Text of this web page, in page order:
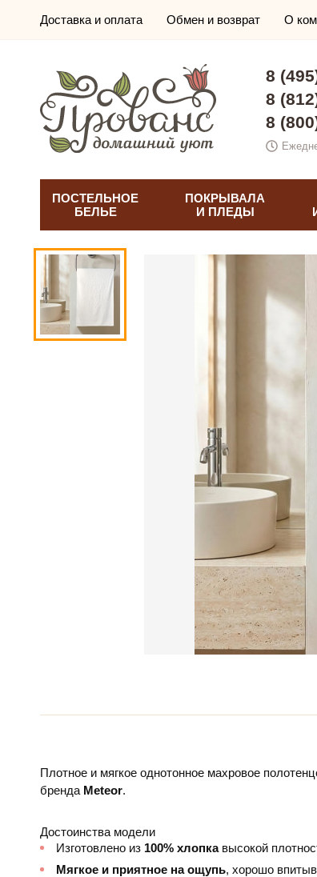
Доставка и оплата Обмен и возврат О
8
8
8
ПОСТЕЛЬНОЕ
БЕЛЬЕ
ПОКРЫВАЛА
И ПЛЕДЫ
Плотное и мягкое однотонное махровое
бренда Meteor.
Достоинства модели
Изготовлено из 100% хлопкавысокой
Мягкое и приятное на ощупь, хорошо